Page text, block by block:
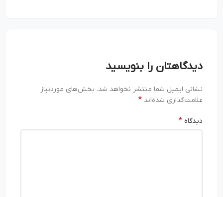
دیدگاهتان را بنویسید
نشانی ایمیل شما منتشر نخواهد شد. بخش‌های موردنیاز
علامت‌گذاری شده‌اند*
دیدگاه*